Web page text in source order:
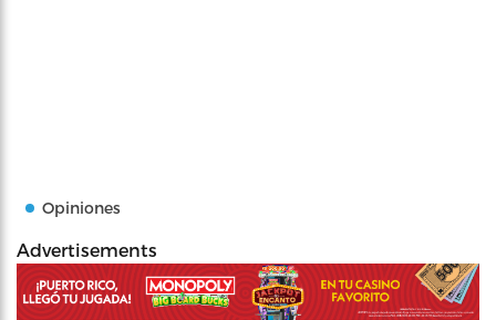
Opiniones
Advertisements